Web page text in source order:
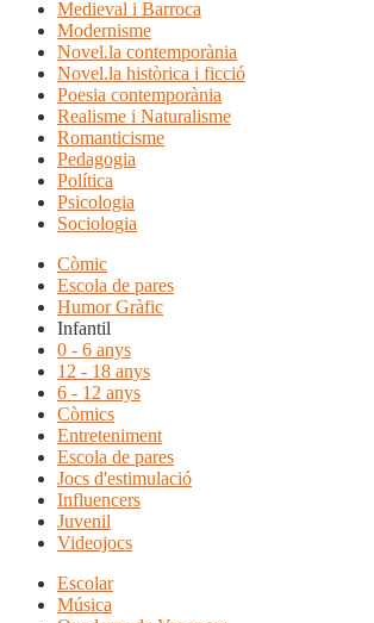
Medieval i Barroca
Modernisme
Novel.la contemporània
Novel.la històrica i ficció
Poesia contemporània
Realisme i Naturalisme
Romanticisme
Pedagogia
Política
Psicologia
Sociologia
Còmic
Escola de pares
Humor Gràfic
Infantil
0 - 6 anys
12 - 18 anys
6 - 12 anys
Còmics
Entreteniment
Escola de pares
Jocs d'estimulació
Influencers
Juvenil
Videojocs
Escolar
Música